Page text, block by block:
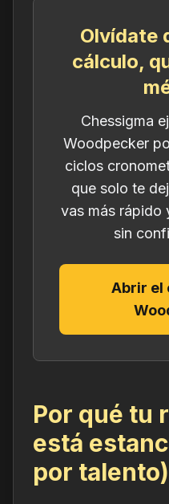
Olvídate
cálculo,
Chessigma
Woodpecker
ciclos
que solo te
vas más rápido
sin
Abrir el
Por qué tu
está
por talento)